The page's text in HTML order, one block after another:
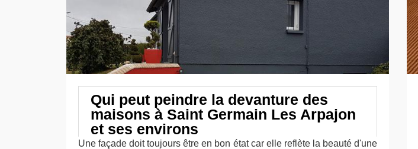
Qui peut peindre la devanture des
maisons à Saint Germain Les Arpajon
et ses environs
Une façade doit toujours être en bon état car elle reflète la beauté d'une